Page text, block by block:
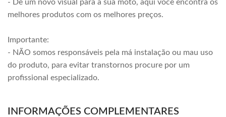
- Dê um novo visual para a sua moto, aqui você encontra os
melhores produtos com os melhores preços.
Importante:
- NÃO somos responsáveis pela má instalação ou mau uso
do produto, para evitar transtornos procure por um
profissional especializado.
INFORMAÇÕES COMPLEMENTARES